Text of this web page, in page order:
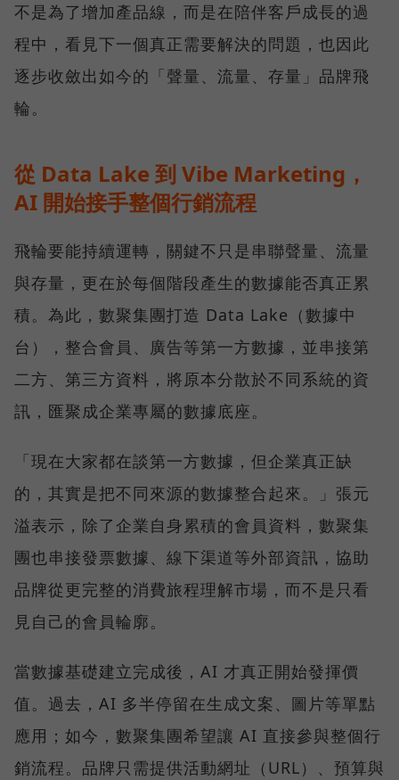
不是為了增加產品線，而是在陪伴客戶成長的過
程中，看見下一個真正需要解決的問題，也因此
逐步收斂出如今的「聲量、流量、存量」品牌飛
輪。
從 Data Lake 到 Vibe Marketing，
AI 開始接手整個行銷流程
飛輪要能持續運轉，關鍵不只是串聯聲量、流量
與存量，更在於每個階段產生的數據能否真正累
積。為此，數聚集團打造 Data Lake（數據中
台），整合會員、廣告等第一方數據，並串接第
二方、第三方資料，將原本分散於不同系統的資
訊，匯聚成企業專屬的數據底座。
「現在大家都在談第一方數據，但企業真正缺
的，其實是把不同來源的數據整合起來。」張元
溢表示，除了企業自身累積的會員資料，數聚集
團也串接發票數據、線下渠道等外部資訊，協助
品牌從更完整的消費旅程理解市場，而不是只看
見自己的會員輪廓。
當數據基礎建立完成後，AI 才真正開始發揮價
值。過去，AI 多半停留在生成文案、圖片等單點
應用；如今，數聚集團希望讓 AI 直接參與整個行
銷流程。品牌只需提供活動網址（URL）、預算與